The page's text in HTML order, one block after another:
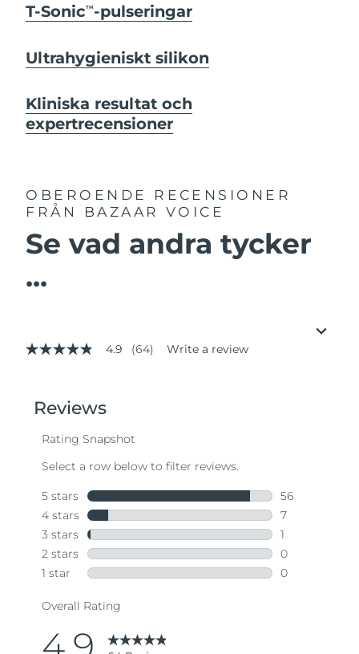
T-SonicTM -pulseringar
Ultrahygieniskt silikon
Kliniska resultat och
expertrecensioner
OBEROENDE RECENSIONER
FRÅN BAZAAR VOICE
Se vad andra tycker
...
4.9
stars,
average
value.
Same
page
link.
4.9 (64) Write a review